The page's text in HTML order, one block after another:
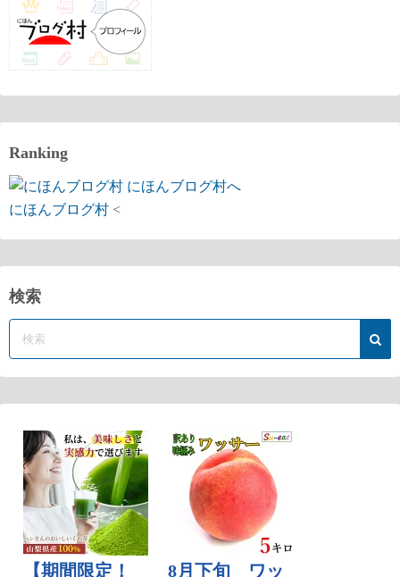
Ranking
にほんブログ村 <
検索